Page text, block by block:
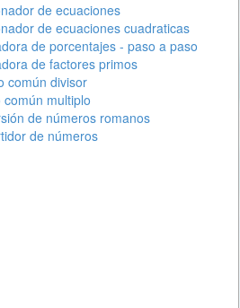
de ecuaciones
de ecuaciones cuadraticas
de porcentajes - paso a paso
de factores primos
común divisor
común multiplo
de números romanos
de números